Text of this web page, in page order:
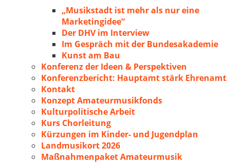
„Musikstadt ist mehr als nur eine
Marketingidee“
Der DHV im Interview
Im Gespräch mit der Bundesakademie
Kunst am Bau
Konferenz der Ideen & Perspektiven
Konferenzbericht: Hauptamt stärk Ehrenamt
Kontakt
Konzept Amateurmusikfonds
Kulturpolitische Arbeit
Kurs Chorleitung
Kürzungen im Kinder- und Jugendplan
Landmusikort 2026
Maßnahmenpaket Amateurmusik